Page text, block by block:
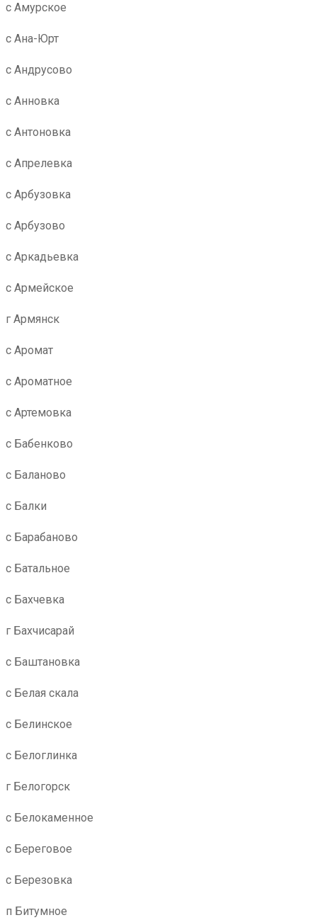
с Амурское
с Ана-Юрт
с Андрусово
с Анновка
с Антоновка
с Апрелевка
с Арбузовка
с Арбузово
с Аркадьевка
с Армейское
г Армянск
с Аромат
с Ароматное
с Артемовка
с Бабенково
с Баланово
с Балки
с Барабаново
с Батальное
с Бахчевка
г Бахчисарай
с Баштановка
с Белая скала
с Белинское
с Белоглинка
г Белогорск
с Белокаменное
с Береговое
с Березовка
п Битумное